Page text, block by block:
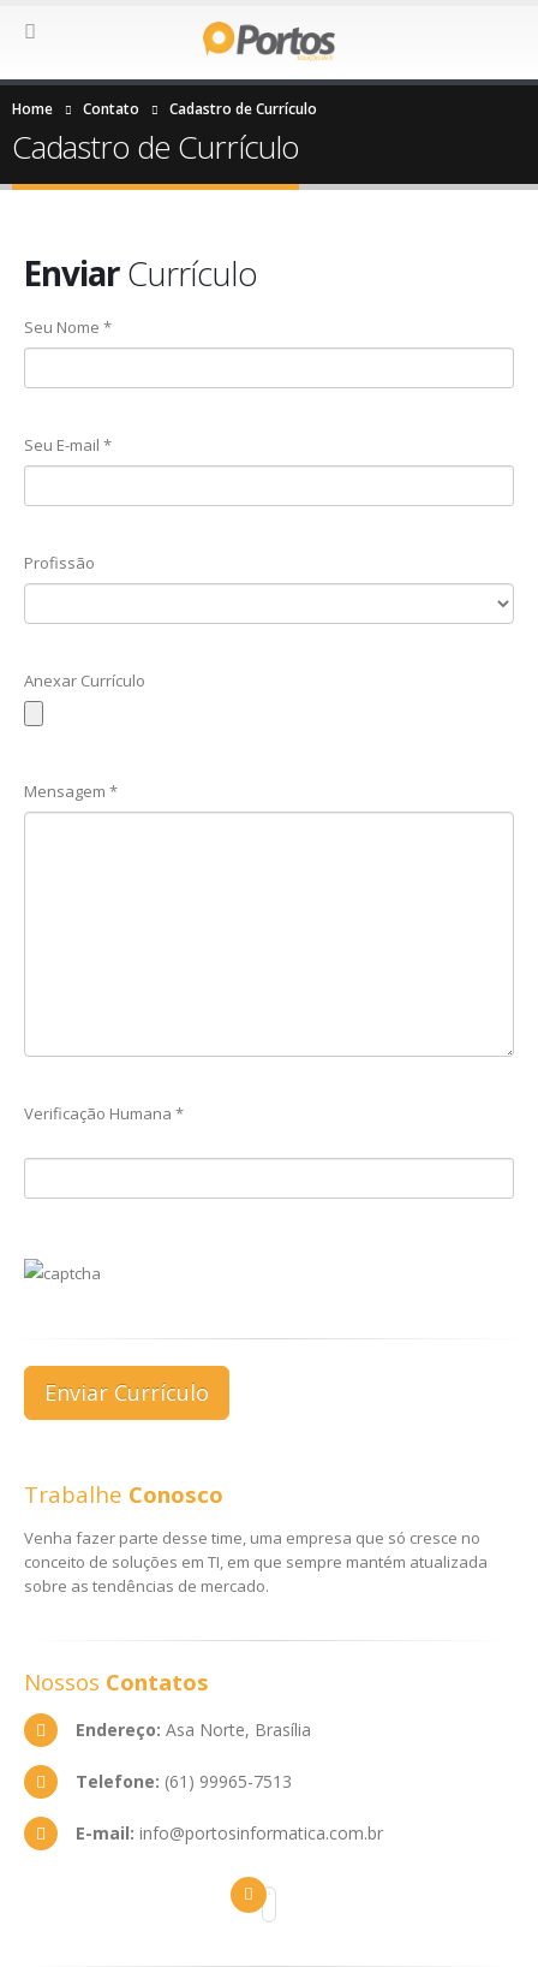
Home Contato Cadastro de Currículo
Cadastro de Currículo
EnviarCurrículo
Seu Nome *
Seu E-mail *
Profissão
Anexar Currículo
Mensagem *
Verificação Humana *
Trabalhe Conosco
Venha fazer parte desse time, uma empresa que só cresce no
conceito de soluções em TI, em que sempre mantém atualizada
sobre as tendências de mercado.
Nossos Contatos
Endereço: Asa Norte, Brasília
Telefone: (61) 99965-7513
E-mail: info@portosinformatica.com.br